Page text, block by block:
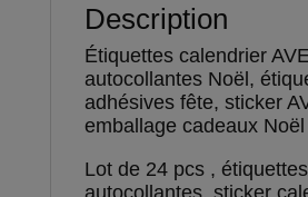
Description
Étiquettes calendrier
autocollantes Noël,
adhésives fête, sticker
emballage cadeaux Noël
Lot de 24 pcs ,
autocollantes, sticker